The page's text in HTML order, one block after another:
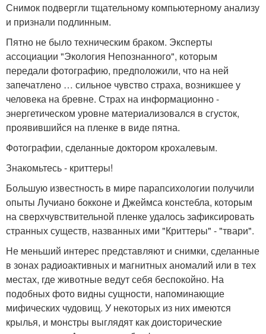
Снимок подвергли тщательному компьютерному анализу
и признали подлинным.
Пятно не было техническим браком. Эксперты
ассоциации "Экология Непознанного", которым
передали фотографию, предположили, что на ней
запечатлено … сильное чувство страха, возникшее у
человека на бревне. Страх на информационно -
энергетическом уровне материализовался в сгусток,
проявившийся на пленке в виде пятна.
Фотографии, сделанные доктором крохалевым.
Знакомьтесь - криттеры!
Большую известность в мире парапсихологии получили
опыты Лучиано бокконе и Джеймса констебла, которым
на сверхчувствительной пленке удалось зафиксировать
странных существ, названных ими "Криттеры" - "твари".
Не меньший интерес представляют и снимки, сделанные
в зонах радиоактивных и магнитных аномалий или в тех
местах, где животные ведут себя беспокойно. На
подобных фото видны сущности, напоминающие
мифических чудовищ. У некоторых из них имеются
крылья, и монстры выглядят как доисторические